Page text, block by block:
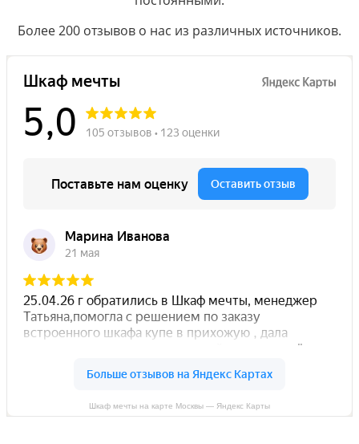
Более 200 отзывов о нас из различных источников.
Шкаф мечты на карте Москвы — Яндекс Карты